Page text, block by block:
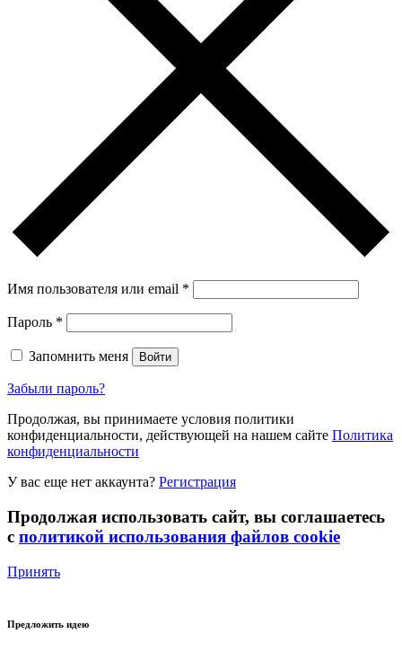
Имя пользователя или email *
Пароль *
Запомнить меня Войти
Забыли пароль?
Продолжая, вы принимаете условия политики
конфиденциальности, действующей на нашем сайте Политика
конфиденциальности
У вас еще нет аккаунта? Регистрация
Продолжая использовать сайт, вы соглашаетесь
с политикой использования файлов cookie
Принять
Предложить идею